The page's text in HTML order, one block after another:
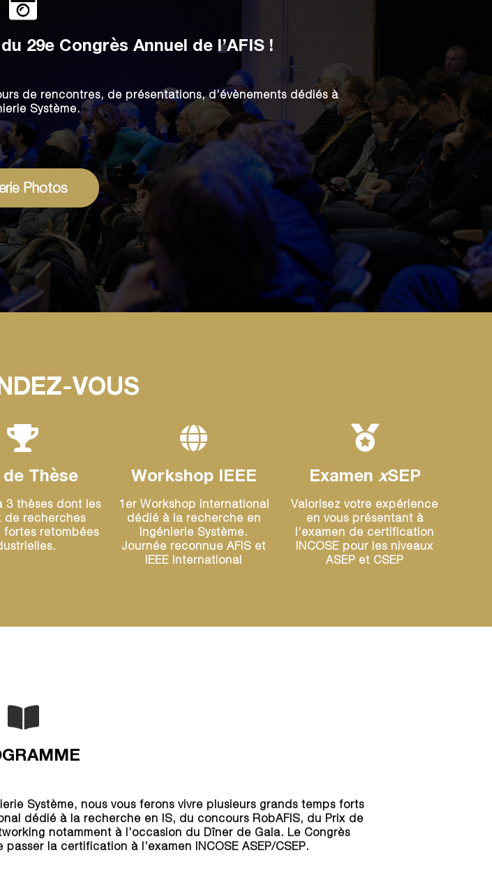
29e Congrès Annuel de l’AFIS !
de rencontres, de présentations, d’évènements dédiés à
Système.
Photos
VOUS
de Thèse
3 thèses dont les
de recherches
fortes retombées
Workshop IEEE
1er Workshop international
dédié à la recherche en
Ingénierie Système.
Journée reconnue AFIS et
IEEE International
Examen xSEP
Valorisez votre expérience
en vous présentant à
l’examen de certification
INCOSE pour les niveaux
ASEP et CSEP
Système, nous vous ferons vivre plusieurs grands temps forts
dédié à la recherche en IS, du concours RobAFIS, du Prix de
notamment à l’occasion du Dîner de Gala. Le Congrès
la certification à l’examen INCOSE ASEP/CSEP.